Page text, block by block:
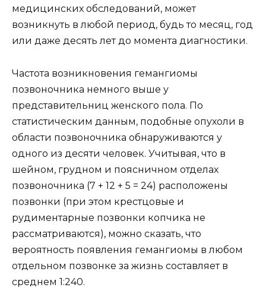
медицинских обследований, может
возникнуть в любой период, будь то месяц, год
или даже десять лет до момента диагностики.
Частота возникновения гемангиомы
позвоночника немного выше у
представительниц женского пола. По
статистическим данным, подобные опухоли в
области позвоночника обнаруживаются у
одного из десяти человек. Учитывая, что в
шейном, грудном и поясничном отделах
позвоночника (7 + 12 + 5 = 24) расположены
позвонки (при этом крестцовые и
рудиментарные позвонки копчика не
рассматриваются), можно сказать, что
вероятность появления гемангиомы в любом
отдельном позвонке за жизнь составляет в
среднем 1:240.